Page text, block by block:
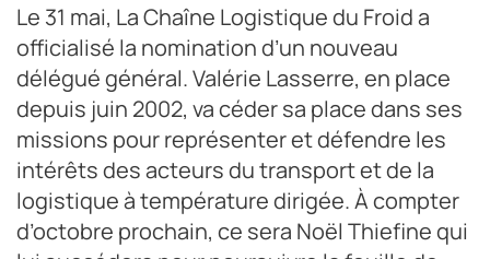
Le 31 mai, La Chaîne Logistique du Froid a
officialisé la nomination d’un nouveau
délégué général. Valérie Lasserre, en place
depuis juin 2002, va céder sa place dans ses
missions pour représenter et défendre les
intérêts des acteurs du transport et de la
logistique à température dirigée. À compter
d’octobre prochain, ce sera Noël Thiefine qui